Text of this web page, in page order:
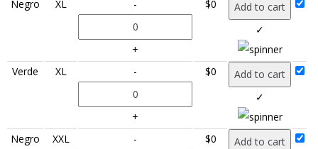
Negro XL -
+
$0
Add to cart
✓
Verde XL -
+
$0
Add to cart
✓
Negro XXL - $0
Add to cart